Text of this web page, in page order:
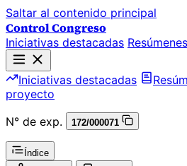
Saltar al contenido principal
Control Congreso
Iniciativas destacadas Resúmenes
Iniciativas destacadas
proyecto
N° de exp.
172/000071
Índice